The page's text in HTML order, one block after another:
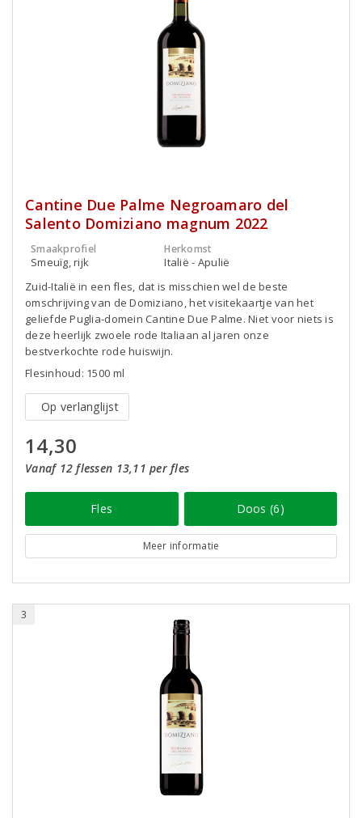
Cantine Due Palme Negroamaro del
Salento Domiziano magnum 2022
Smaakprofiel
Smeuïg, rijk
Herkomst
Italië - Apulië
Zuid-Italië in een fles, dat is misschien wel de beste
omschrijving van de Domiziano, het visitekaartje van het
geliefde Puglia-domein Cantine Due Palme. Niet voor niets is
deze heerlijk zwoele rode Italiaan al jaren onze
bestverkochte rode huiswijn.
Flesinhoud: 1500 ml
Op verlanglijst
14,30
Vanaf 12 flessen 13,11 per fles
Fles Doos (6)
Meer informatie
3